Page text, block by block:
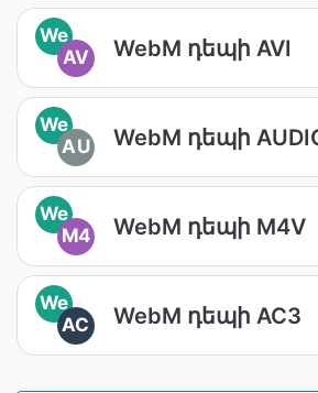
We
AV
WebM դեպի AVI
We
AU
WebM դեպի
We
M4
WebM դեպի M4V
We
AC
WebM դեպի AC3